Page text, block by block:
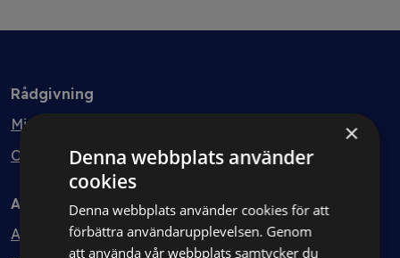
Rådgivning
Min bolagsjurist
Ombud
Avtal
Avtalshantering
×
Denna webbplats använder
cookies
Denna webbplats använder cookies för att
förbättra användarupplevelsen. Genom
att använda vår webbplats samtycker du